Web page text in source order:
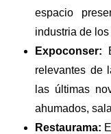
espacio
industria de
Expoconser:
relevantes de
las últimas
ahumados,
Restaurama: